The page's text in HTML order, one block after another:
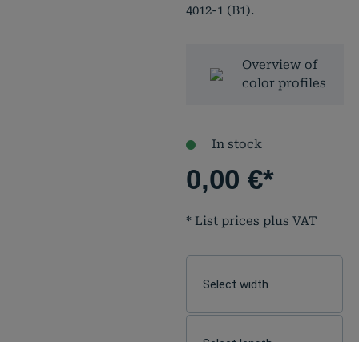
4012-1 (B1).
Overview of
color profiles
In stock
0,00€*
* List prices plus VAT